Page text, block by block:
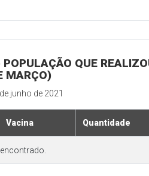
POPULAÇÃO QUE
MARÇO)
junho de 2021
Vacina Quantidade